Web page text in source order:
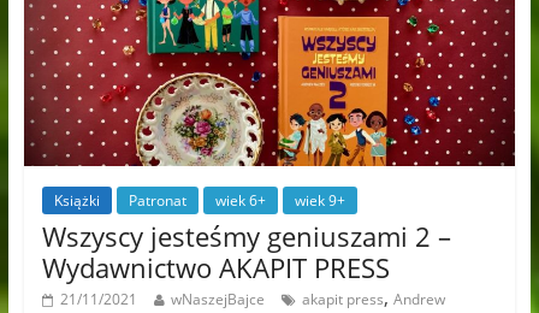
Książki Patronat wiek 6+ wiek 9+
Wszyscy jesteśmy geniuszami 2 –
Wydawnictwo AKAPIT PRESS
21/11/2021 wNaszejBajce akapit press, Andrew